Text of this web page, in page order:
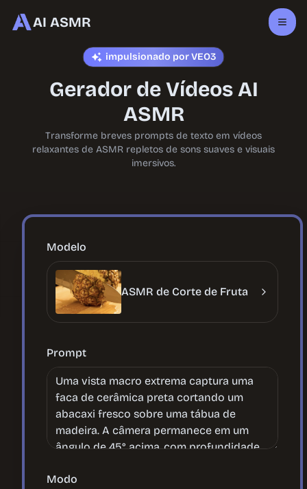
AI ASMR
Gerador de Vídeos AI
ASMR
impulsionado por VEO3
Transforme breves prompts de texto em vídeos
relaxantes de ASMR repletos de sons suaves e visuais
imersivos.
Modelo
ASMR de Corte de Fruta
Prompt
Modo